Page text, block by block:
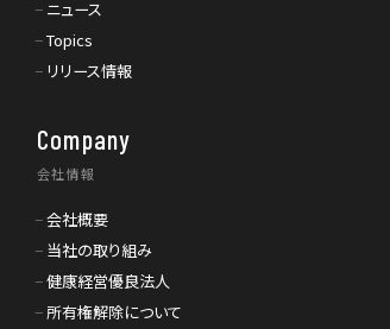
ニュース
Topics
リリース情報
Company
会社情報
会社概要
当社の取り組み
健康経営優良法人
所有権解除について